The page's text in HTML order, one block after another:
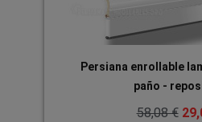
Persiana enrollable
paño -
58,08 €